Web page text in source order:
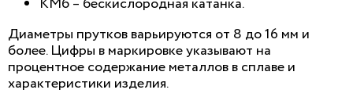
Диаметры прутков варьируются от 8 до 16 мм и
более. Цифры в маркировке указывают на
процентное содержание металлов в сплаве и
характеристики изделия.